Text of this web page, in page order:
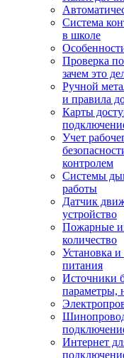
Система
в школе
Проверка
зачем это
Ручной
и правила
Карты
Учет
контролем
Системы
работы
Датчик
устройство
Пожарные
количество
Установка и
питания
Источники
параметры,
Интернет